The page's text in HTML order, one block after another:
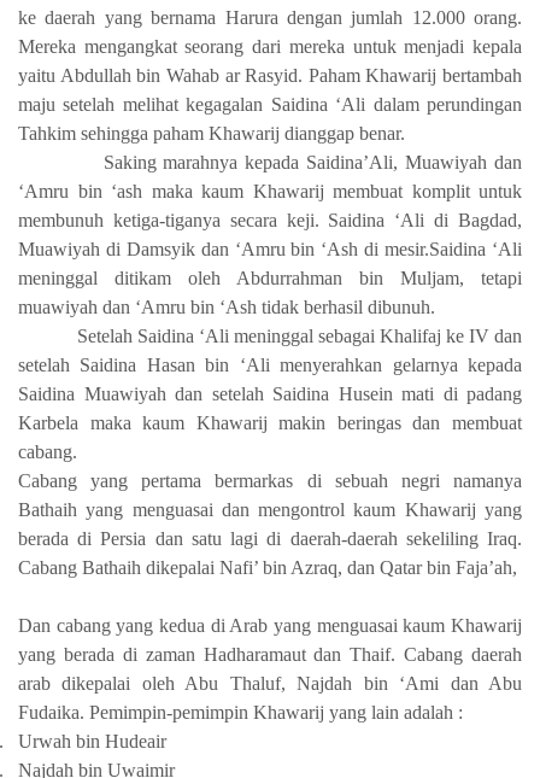
ke daerah yang bernama Harura dengan jumlah 12.000 orang.
Mereka mengangkat seorang dari mereka untuk menjadi kepala
yaitu Abdullah bin Wahab ar Rasyid. Paham Khawarij bertambah
maju setelah melihat kegagalan Saidina ‘Ali dalam perundingan
Tahkim sehingga paham Khawarij dianggap benar.
Saking marahnya kepada Saidina’Ali, Muawiyah dan
‘Amru bin ‘ash maka kaum Khawarij membuat komplit untuk
membunuh ketiga-tiganya secara keji. Saidina ‘Ali di Bagdad,
Muawiyah di Damsyik dan ‘Amru bin ‘Ash di mesir.Saidina ‘Ali
meninggal ditikam oleh Abdurrahman bin Muljam, tetapi
muawiyah dan ‘Amru bin ‘Ash tidak berhasil dibunuh.
Setelah Saidina ‘Ali meninggal sebagai Khalifaj ke IV dan
setelah Saidina Hasan bin ‘Ali menyerahkan gelarnya kepada
Saidina Muawiyah dan setelah Saidina Husein mati di padang
Karbela maka kaum Khawarij makin beringas dan membuat
cabang.
Cabang yang pertama bermarkas di sebuah negri namanya
Bathaih yang menguasai dan mengontrol kaum Khawarij yang
berada di Persia dan satu lagi di daerah-daerah sekeliling Iraq.
Cabang Bathaih dikepalai Nafi’ bin Azraq, dan Qatar bin Faja’ah,
Dan cabang yang kedua di Arab yang menguasai kaum Khawarij
yang berada di zaman Hadharamaut dan Thaif. Cabang daerah
arab dikepalai oleh Abu Thaluf, Najdah bin ‘Ami dan Abu
Fudaika. Pemimpin-pemimpin Khawarij yang lain adalah :
Urwah bin Hudeair
Najdah bin Uwaimir